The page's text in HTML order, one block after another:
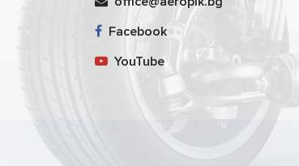
Facebook
YouTube